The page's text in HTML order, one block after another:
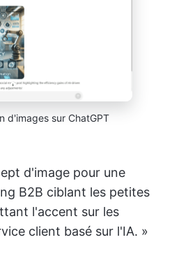
d'images sur ChatGPT
d'image pour une
B2B ciblant les petites
l'accent sur les
client basé sur l'IA. »